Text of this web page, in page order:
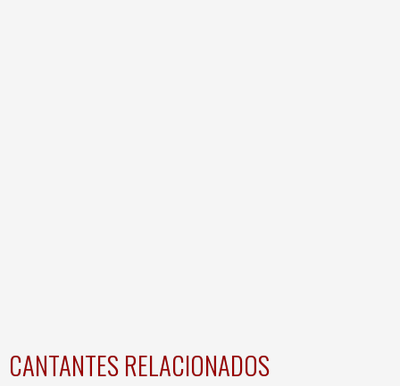
CANTANTES RELACIONADOS